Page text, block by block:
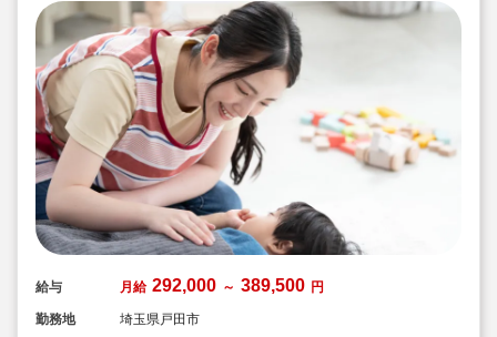
給与 月給 292,000 ～ 389,500 円
勤務地
埼玉県戸田市